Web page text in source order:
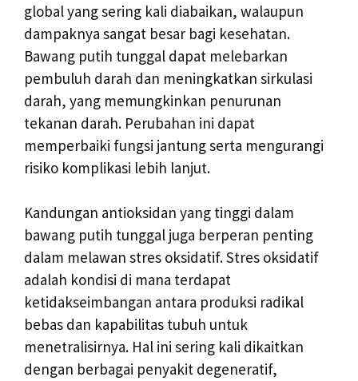
global yang sering kali diabaikan, walaupun
dampaknya sangat besar bagi kesehatan.
Bawang putih tunggal dapat melebarkan
pembuluh darah dan meningkatkan sirkulasi
darah, yang memungkinkan penurunan
tekanan darah. Perubahan ini dapat
memperbaiki fungsi jantung serta mengurangi
risiko komplikasi lebih lanjut.
Kandungan antioksidan yang tinggi dalam
bawang putih tunggal juga berperan penting
dalam melawan stres oksidatif. Stres oksidatif
adalah kondisi di mana terdapat
ketidakseimbangan antara produksi radikal
bebas dan kapabilitas tubuh untuk
menetralisirnya. Hal ini sering kali dikaitkan
dengan berbagai penyakit degeneratif,